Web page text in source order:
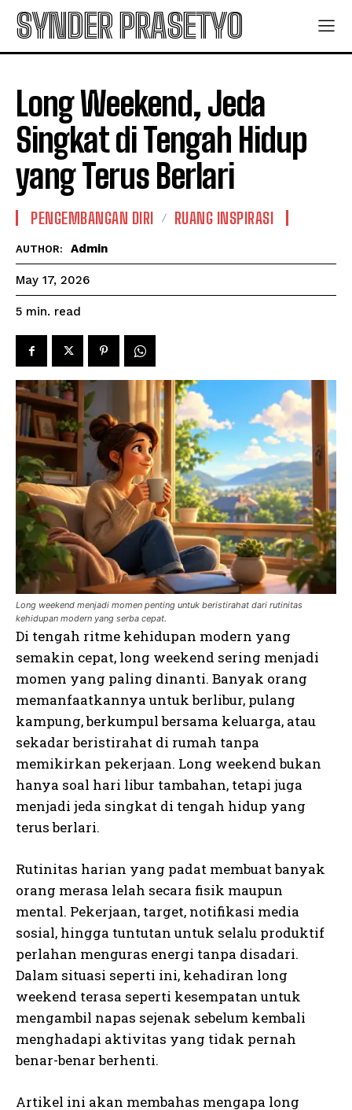
SYNDER PRASETYO
Long Weekend, Jeda
Singkat di Tengah Hidup
yang Terus Berlari
PENGEMBANGAN DIRI RUANG INSPIRASI
AUTHOR: Admin
May 17, 2026
5 min. read
Long weekend menjadi momen penting untuk beristirahat dari rutinitas
kehidupan modern yang serba cepat.
Di tengah ritme kehidupan modern yang
semakin cepat, long weekend sering menjadi
momen yang paling dinanti. Banyak orang
memanfaatkannya untuk berlibur, pulang
kampung, berkumpul bersama keluarga, atau
sekadar beristirahat di rumah tanpa
memikirkan pekerjaan. Long weekend bukan
hanya soal hari libur tambahan, tetapi juga
menjadi jeda singkat di tengah hidup yang
terus berlari.
Rutinitas harian yang padat membuat banyak
orang merasa lelah secara fisik maupun
mental. Pekerjaan, target, notifikasi media
sosial, hingga tuntutan untuk selalu produktif
perlahan menguras energi tanpa disadari.
Dalam situasi seperti ini, kehadiran long
weekend terasa seperti kesempatan untuk
mengambil napas sejenak sebelum kembali
menghadapi aktivitas yang tidak pernah
benar-benar berhenti.
Artikel ini akan membahas mengapa long